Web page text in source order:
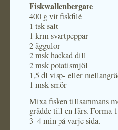
Fiskwallenbergare
400 g vit fiskfilé
1 tsk salt
1 krm svartpeppar
2 äggulor
2 msk hackad dill
2 msk potatismjöl
1,5 dl visp- eller
1 msk smör
Mixa fisken tillsammans
grädde till en färs. Forma
3–4 min på varje sida.